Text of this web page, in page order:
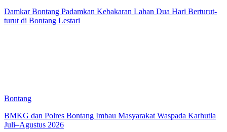
Damkar Bontang Padamkan Kebakaran Lahan Dua Hari Berturut-
turut di Bontang Lestari
Bontang
BMKG dan Polres Bontang Imbau Masyarakat Waspada Karhutla
Juli–Agustus 2026